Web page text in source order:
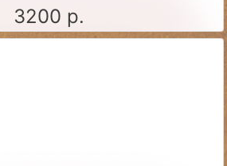
3200 р.